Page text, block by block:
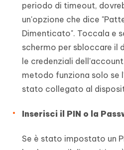
periodo di timeout,
un'opzione che dice
Dimenticato". Toccala e
schermo per sbloccare il
le credenziali
metodo funziona solo se
stato collegato al
Inserisci il PIN o la
Se è stato impostato un